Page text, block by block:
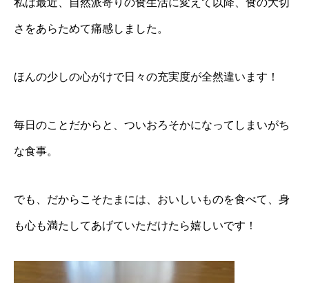
私は最近、自然派寄りの食生活に変えて以降、食の大切
さをあらためて痛感しました。
ほんの少しの心がけで日々の充実度が全然違います！
毎日のことだからと、ついおろそかになってしまいがち
な食事。
でも、だからこそたまには、おいしいものを食べて、身
も心も満たしてあげていただけたら嬉しいです！